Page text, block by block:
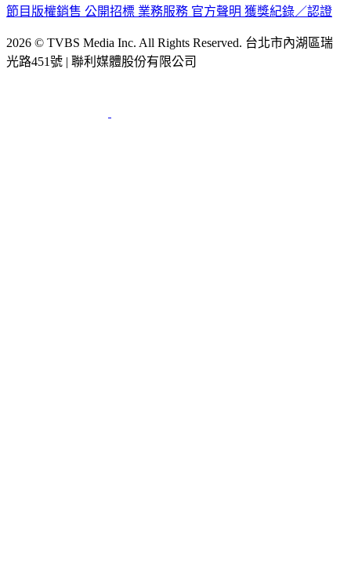
節目版權銷售 公開招標 業務服務 官方聲明 獲獎紀錄／認證
2026 © TVBS Media Inc. All Rights Reserved. 台北市內湖區瑞
光路451號 | 聯利媒體股份有限公司